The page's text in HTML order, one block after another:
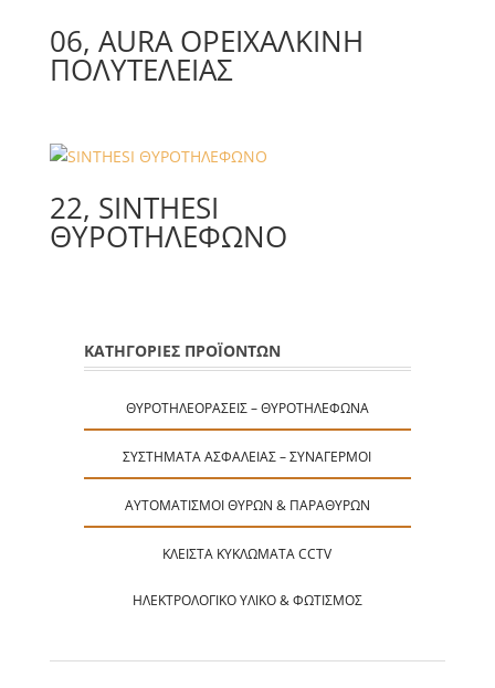
06, AURA ΟΡEIΧΑΛΚΙΝΗ
ΠΟΛΥΤΕΛΕΙΑΣ
22, SINTHESI
ΘΥΡΟΤΗΛΕΦΩΝΟ
ΚΑΤΗΓΟΡΙΕΣ ΠΡΟΪΟΝΤΩΝ
ΘΥΡΟΤΗΛΕΟΡΆΣΕΙΣ – ΘΥΡΟΤΗΛΈΦΩΝΑ
ΣΥΣΤΉΜΑΤΑ ΑΣΦΑΛΕΊΑΣ – ΣΥΝΑΓΕΡΜΟΊ
ΑΥΤΟΜΑΤΙΣΜΟΊ ΘΥΡΏΝ & ΠΑΡΑΘΎΡΩΝ
ΚΛΕΙΣΤΆ ΚΥΚΛΏΜΑΤΑ CCTV
ΗΛΕΚΤΡΟΛΟΓΙΚΌ ΥΛΙΚΌ & ΦΩΤΙΣΜΌΣ